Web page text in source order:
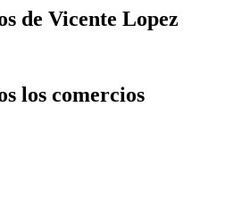
de Vicente Lopez
los comercios